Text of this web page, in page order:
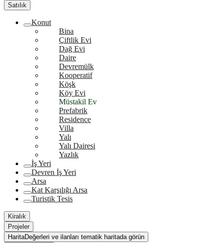
Satılık
Konut
Bina
Çiftlik Evi
Dağ Evi
Daire
Devremülk
Kooperatif
Köşk
Köy Evi
Müstakil Ev
Prefabrik
Residence
Villa
Yalı
Yalı Dairesi
Yazlık
İş Yeri
Devren İş Yeri
Arsa
Kat Karşılığı Arsa
Turistik Tesis
Kiralık
Projeler
HaritaDeğerleri ve ilanları tematik haritada görün